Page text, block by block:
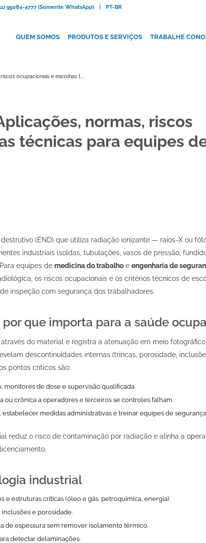
PT-BR
95084-4777 (Somente WhatsApp)
QUEM SOMOS PRODUTOS E SERVIÇOS TRABALHE
ocupacionais e escolhas t...
normas, riscos
técnicas para equipes
(END) que utiliza radiação ionizante — raios-X ou
industriais (soldas, tubulações, vasos de pressão,
equipes de medicina do trabalho e engenharia de
os riscos ocupacionais e os critérios técnicos de
inspeção com segurança dos trabalhadores.
que importa para a saúde
do material e registra a atenuação em meio
descontinuidades internas (trincas, porosidade,
os pontos críticos são:
monitores de dose e supervisão qualificada.
ou crônica a operadores e terceiros se controles falham.
estabelecer medidas administrativas e treinar equipes de
reduz o risco de contaminação por radiação e alinha a
industrial
e estruturas críticas (óleo e gás, petroquímica, energia).
inclusões e porosidade.
de espessura sem remover isolamento térmico.
detectar delaminações.